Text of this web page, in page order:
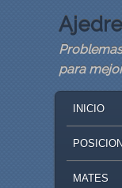
para
SKIP TO
SKIP TO
INICIO
MATES